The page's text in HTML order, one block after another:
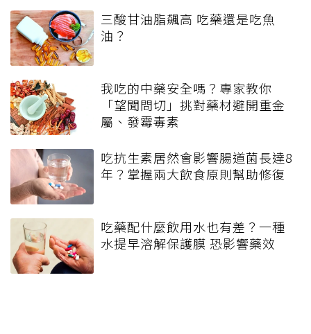
三酸甘油脂飆高 吃藥還是吃魚
油？
我吃的中藥安全嗎？專家教你
「望聞問切」挑對藥材避開重金
屬、發霉毒素
吃抗生素居然會影響腸道菌長達8
年？掌握兩大飲食原則幫助修復
吃藥配什麼飲用水也有差？一種
水提早溶解保護膜 恐影響藥效